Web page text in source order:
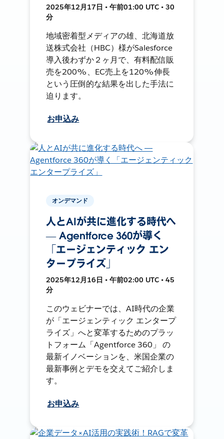
2025年12月17日 • 午前01:00 UTC • 30
分
地域密着型メディアの雄、北海道放
送株式会社（HBC）様がSalesforce
導入後わずか２ヶ月で、有料配信販
売を200%、EC売上を120%伸長
という圧倒的な結果を出した手法に
迫ります。
お申込み
オンデマンド
人とAIが共に進化する時代へ
― Agentforce 360が導く
「エージェンティック エン
タープライズ」
2025年12月16日 • 午前02:00 UTC • 45
分
このウェビナーでは、AI時代の企業
が「エージェンティック エンタープ
ライズ」へと変革するためのプラッ
トフォーム「Agentforce 360」 の
最新イノベーションを、米国企業の
最新事例とデモを交えてご紹介しま
す。
お申込み